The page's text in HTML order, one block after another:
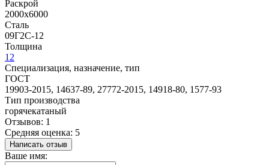
Раскрой
2000х6000
Сталь
09Г2С-12
Толщина
12
Специализация, назначение, тип
ГОСТ
19903-2015, 14637-89, 27772-2015, 14918-80, 1577-93
Тип производства
горячекатаный
Отзывов: 1
Средняя оценка: 5
Написать отзыв
Ваше имя: